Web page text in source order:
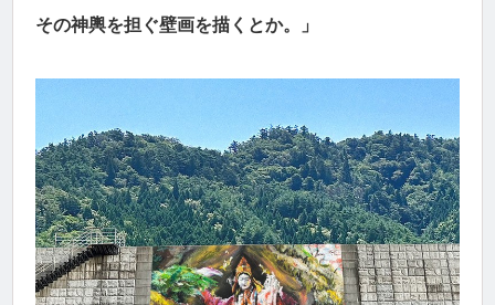
その神輿を担ぐ壁画を描くとか。」